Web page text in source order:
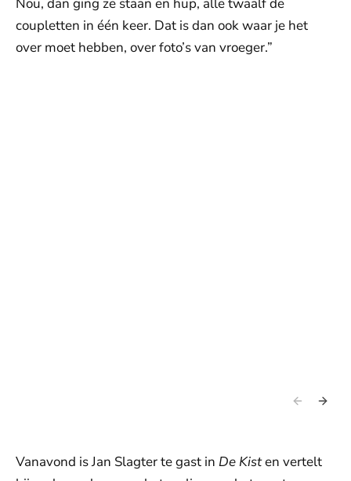
coupletten in één keer. Dat is dan ook waar je het
over moet hebben, over foto’s van vroeger.”
Vanavond is Jan Slagter te gast in De Kisten vertelt